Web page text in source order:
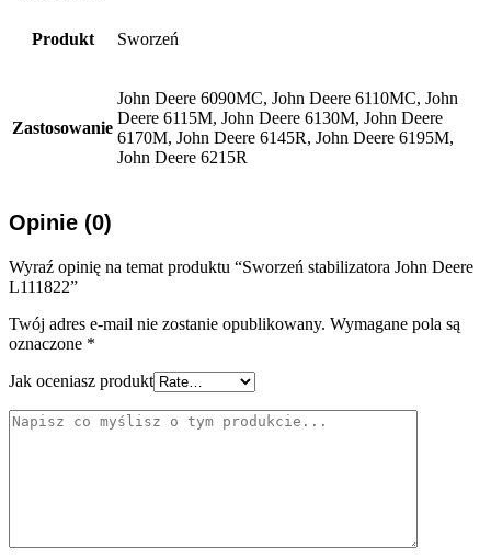
Produkt Sworzeń
Zastosowanie
John Deere 6090MC, John Deere 6110MC, John
Deere 6115M, John Deere 6130M, John Deere
6170M, John Deere 6145R, John Deere 6195M,
John Deere 6215R
Opinie (0)
Wyraź opinię na temat produktu “Sworzeń stabilizatora John Deere
L111822”
Twój adres e-mail nie zostanie opublikowany. Wymagane pola są
oznaczone *
Jak oceniasz produkt